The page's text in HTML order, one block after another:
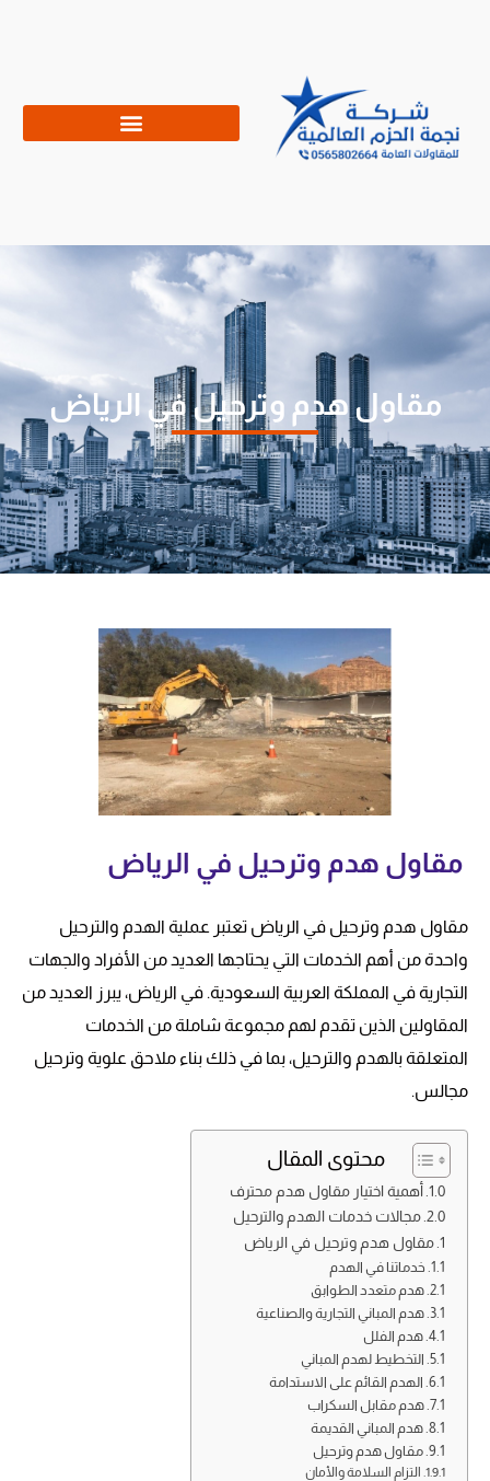
مقاول هدم وترحيل في الرياض
مقاول هدم وترحيل في الرياض
مقاول هدم وترحيل في الرياض تعتبر عملية الهدم والترحيل
واحدة من أهم الخدمات التي يحتاجها العديد من الأفراد والجهات
التجارية في المملكة العربية السعودية. في الرياض، يبرز العديد من
المقاولين الذين تقدم لهم مجموعة شاملة من الخدمات
المتعلقة بالهدم والترحيل، بما في ذلك بناء ملاحق علوية وترحيل
مجالس.
محتوى المقال
أهمية اختيار مقاول هدم محترف
مجالات خدمات الهدم والترحيل
مقاول هدم وترحيل في الرياض
خدماتنا في الهدم
هدم متعدد الطوابق
هدم المباني التجارية والصناعية
هدم الفلل
التخطيط لهدم المباني
الهدم القائم على الاستدامة
هدم مقابل السكراب
هدم المباني القديمة
مقاول هدم وترحيل
التزام السلامة والأمان